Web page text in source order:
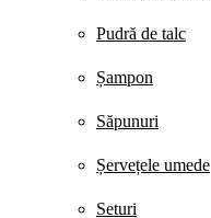
Pudră de talc
Șampon
Săpunuri
Șervețele umede
Seturi